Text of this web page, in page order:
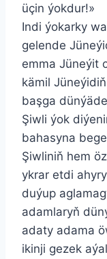
üçin ýokdur!»
Indi ýokarky
gelende
emma Jüneýit
kämil
başga
Şiwli ýok
bahasyna
Şiwliniň hem
ykrar etdi
duýup
adamlaryň
adaty adama
ikinji gezek